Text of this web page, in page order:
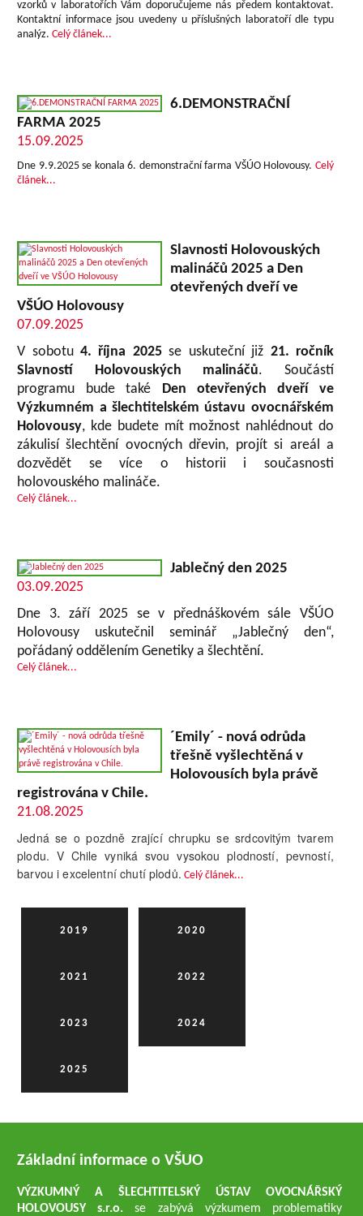
vzorků v laboratořích Vám doporučujeme nás předem kontaktovat.
Kontaktní informace jsou uvedeny u příslušných laboratoří dle typu
analýz.Celý článek...
6.DEMONSTRAČNÍ
FARMA 2025
15.09.2025
Dne 9.9.2025 se konala 6. demonstrační farma VŠÚO Holovousy. Celý
článek...
Slavnosti Holovouských
malináčů 2025 a Den
otevřených dveří ve
VŠÚO Holovousy
07.09.2025
V sobotu 4. října 2025se uskuteční již 21. ročník
Slavností Holovouských malináčů. Součástí
programu bude také Den otevřených dveří ve
Výzkumném a šlechtitelském ústavu ovocnářském
Holovousy, kde budete mít možnost nahlédnout do
zákulisí šlechtění ovocných dřevin, projít si areál a
dozvědět se více o historii i současnosti
holovouského malináče.
Celý článek...
Jablečný den 2025
03.09.2025
Dne 3. září 2025 se v přednáškovém sále VŠÚO
Holovousy uskutečnil seminář „Jablečný den“,
pořádaný oddělením Genetiky a šlechtění.
Celý článek...
´Emily´ - nová odrůda
třešně vyšlechtěná v
Holovousích byla právě
registrována v Chile.
21.08.2025
Jedná se o pozdně zrající chrupku se srdcovitým tvarem
plodu. V Chile vyniká svou vysokou plodností, pevností,
barvou i excelentní chutí plodů. Celý článek...
2019 2020
2021 2022
2023 2024
2025
Základní informace o VŠUO
VÝZKUMNÝ A ŠLECHTITELSKÝ ÚSTAV OVOCNÁŘSKÝ
HOLOVOUSY s.r.o.se zabývá výzkumem problematiky